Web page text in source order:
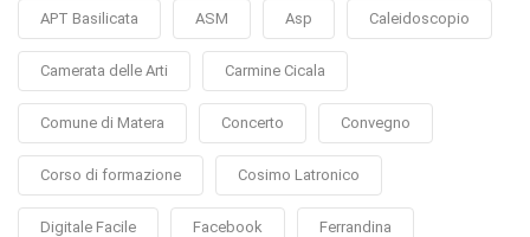
APT Basilicata ASM Asp Caleidoscopio
Camerata delle Arti Carmine Cicala
Comune di Matera Concerto Convegno
Corso di formazione Cosimo Latronico
Digitale Facile Facebook Ferrandina